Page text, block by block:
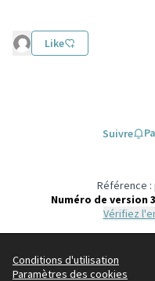
Like
Suivre
Référence :
Numéro de version 3
Vérifiez
Conditions d'utilisation
Paramètres des cookies